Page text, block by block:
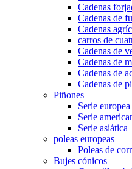
Cadenas
Cadenas de
Cadenas
carros de
Cadenas de
Cadenas de
Cadenas de
Cadenas de
Piñones
Serie europea
Serie
Serie asiática
poleas europeas
Poleas de
Bujes cónicos